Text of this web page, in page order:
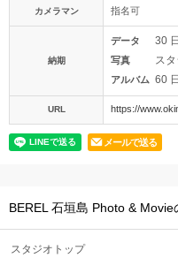
カメラマン 指名可
納期
データ 30
写真 ス
アルバム 60
URL https://
メールで送る
BEREL 石垣島 Photo & Movie
スタジオトップ